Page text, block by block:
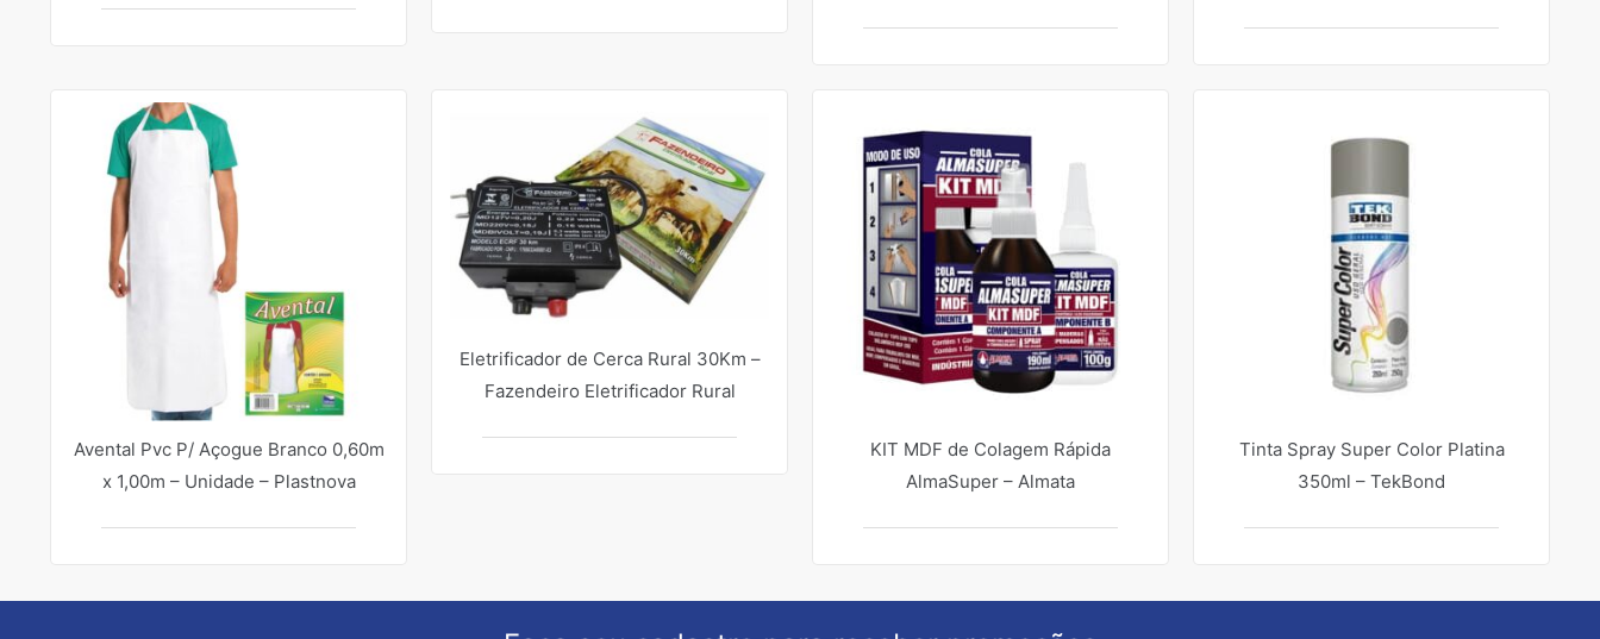
Avental Pvc P/ Açogue Branco 0,60m
x 1,00m – Unidade – Plastnova
Eletrificador de Cerca Rural 30Km –
Fazendeiro Eletrificador Rural
KIT MDF de Colagem Rápida
AlmaSuper – Almata
Tinta Spray Super Color Platina
350ml – TekBond